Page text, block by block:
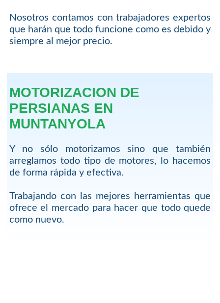
Nosotros contamos con trabajadores expertos
que harán que todo funcione como es debido y
siempre al mejor precio.
MOTORIZACION DE
PERSIANAS EN
MUNTANYOLA
Y no sólo motorizamos sino que también
arreglamos todo tipo de motores, lo hacemos
de forma rápida y efectiva.
Trabajando con las mejores herramientas que
ofrece el mercado para hacer que todo quede
como nuevo.